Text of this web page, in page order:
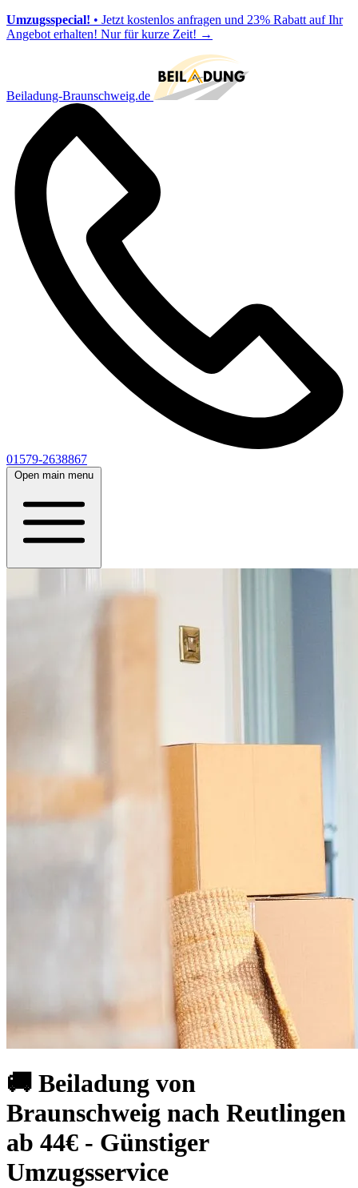
Umzugsspecial! • Jetzt kostenlos anfragen und 23% Rabatt auf Ihr
Angebot erhalten! Nur für kurze Zeit! →
Beiladung-Braunschweig.de
01579-2638867
Open main menu
🚚 Beiladung von
Braunschweig nach Reutlingen
ab 44€ - Günstiger
Umzugsservice